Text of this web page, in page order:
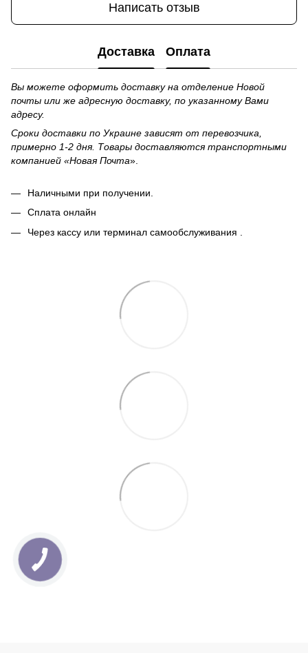
Написать отзыв
Доставка Оплата
Вы можете оформить доставку на отделение Новой
почты или же адресную доставку, по указанному Вами
адресу.
Сроки доставки по Украине зависят от перевозчика,
примерно 1-2 дня. Товары доставляются транспортными
компанией «Новая Почта».
Наличными при получении.
Сплата онлайн
Через кассу или терминал самообслуживания .